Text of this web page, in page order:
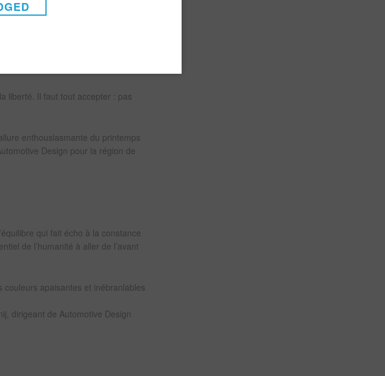
d’Asiatiques ont profité du temps
liberté. Il faut tout accepter : pas
enthousiasmante du printemps
Design pour la région de
qui fait écho à la constance
de l’humanité à aller de l’avant
apaisantes et inébranlables
dirigeant de Automotive Design